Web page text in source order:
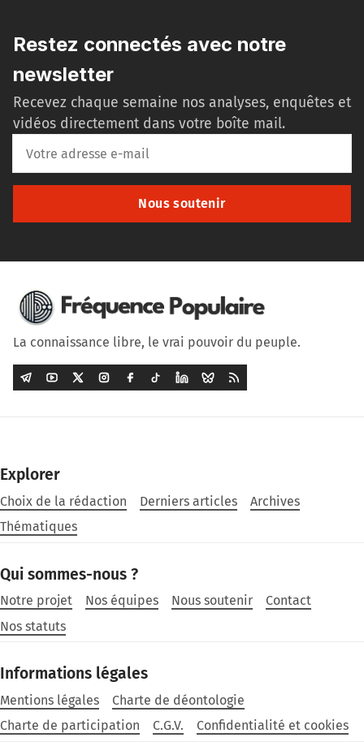
Restez connectés avec notre
newsletter
Recevez chaque semaine nos analyses, enquêtes et
vidéos directement dans votre boîte mail.
Nous soutenir
La connaissance libre, le vrai pouvoir du peuple.
Explorer
Choix de la rédaction Derniers articles
Archives
Thématiques
Qui sommes-nous ?
Notre projet Nos équipes Nous soutenir
Contact
Nos statuts
Informations légales
Mentions légales
Charte de déontologie
Charte de participation
C.G.V. Confidentialité et cookies